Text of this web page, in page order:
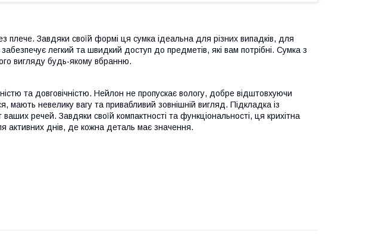
плече. Завдяки своїй формі ця сумка ідеальна для різних випадків, для
легкий та швидкий доступ до предметів, які вам потрібні. Сумка з
вигляду будь-якому вбранню.
та довговічністю. Нейлон не пропускає вологу, добре відштовхуючи
мають невелику вагу та привабливий зовнішній вигляд. Підкладка із
речей. Завдяки своїй компактності та функціональності, ця крихітна
активних днів, де кожна деталь має значення.